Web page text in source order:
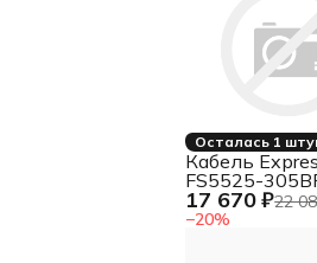
Осталась 1
17 670 ₽22
−20%
Кабель
FS5525-
витая пара
FTP/SOLID/